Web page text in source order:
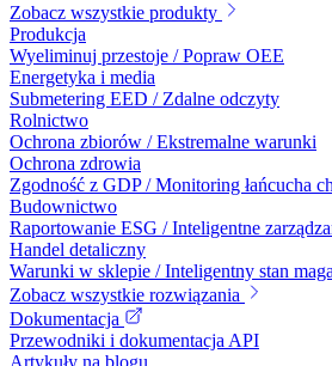
Zobacz wszystkie produkty
Produkcja
Wyeliminuj przestoje / Popraw OEE
Energetyka i media
Submetering EED / Zdalne odczyty
Rolnictwo
Ochrona zbiorów / Ekstremalne warunki
Ochrona zdrowia
Zgodność z GDP / Monitoring łańcucha
Budownictwo
Raportowanie ESG / Inteligentne
Handel detaliczny
Warunki w sklepie / Inteligentny stan
Zobacz wszystkie rozwiązania
Dokumentacja
Przewodniki i dokumentacja API
Artykuły na blogu